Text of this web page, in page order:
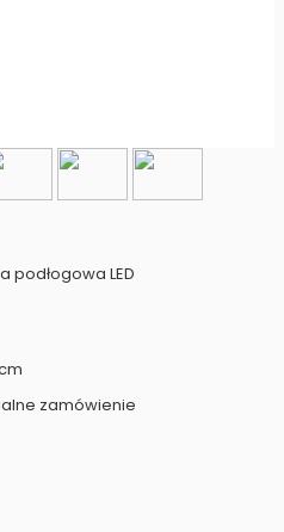
podłogowa LED
zamówienie